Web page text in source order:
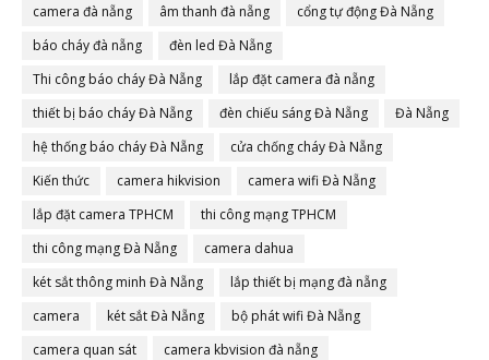
camera đà nẵng
âm thanh đà nẵng
cổng tự động Đà Nẵng
báo cháy đà nẵng
đèn led Đà Nẵng
Thi công báo cháy Đà Nẵng
lắp đặt camera đà nẵng
thiết bị báo cháy Đà Nẵng
đèn chiếu sáng Đà Nẵng
Đà Nẵng
hệ thống báo cháy Đà Nẵng
cửa chống cháy Đà Nẵng
Kiến thức
camera hikvision
camera wifi Đà Nẵng
lắp đặt camera TPHCM
thi công mạng TPHCM
thi công mạng Đà Nẵng
camera dahua
két sắt thông minh Đà Nẵng
lắp thiết bị mạng đà nẵng
camera
két sắt Đà Nẵng
bộ phát wifi Đà Nẵng
camera quan sát
camera kbvision đà nẵng